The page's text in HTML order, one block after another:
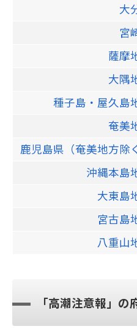
大
宮
薩摩
大隅
種子島・屋久島
奄美
鹿児島県（奄美地方除
沖縄本島
大東島
宮古島
八重山
「高潮注意報」